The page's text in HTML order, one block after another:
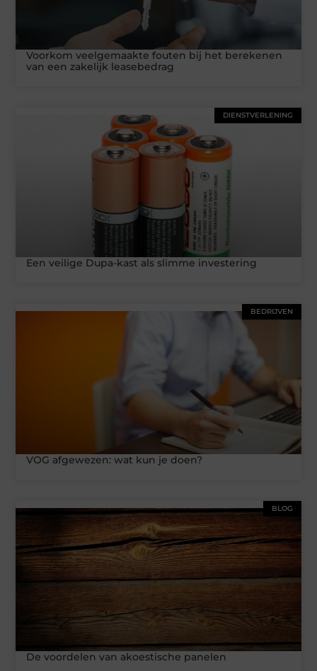
Voorkom veelgemaakte fouten bij het berekenen
van een zakelijk leasebedrag
DIENSTVERLENING
Een veilige Dupa-kast als slimme investering
BEDRIJVEN
VOG afgewezen: wat kun je doen?
BLOG
De voordelen van akoestische panelen